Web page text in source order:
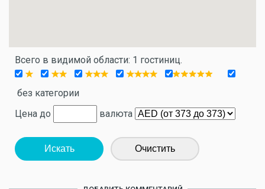
Всего в видимой области: 1 гостиниц.
без категории
Цена до
валюта
Искать Очистить